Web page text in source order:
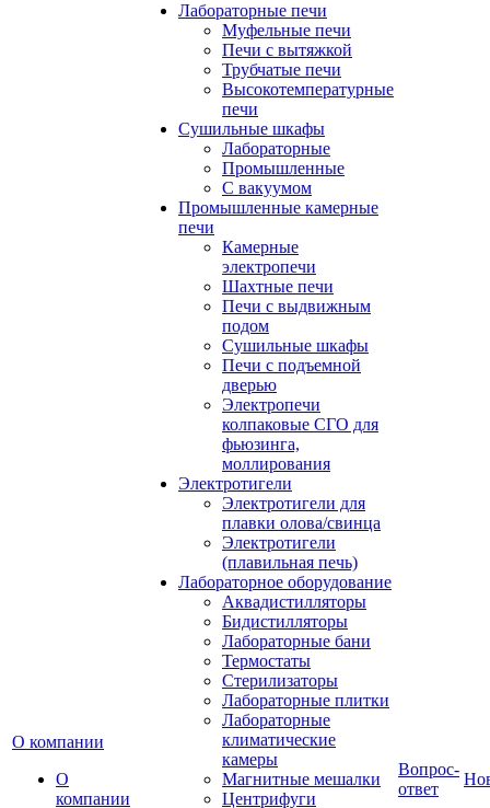
О компании
О
компании
Лабораторные печи
Муфельные печи
Печи с вытяжкой
Трубчатые печи
Высокотемпературные
печи
Сушильные шкафы
Лабораторные
Промышленные
С вакуумом
Промышленные камерные
печи
Камерные
электропечи
Шахтные печи
Печи с выдвижным
подом
Сушильные шкафы
Печи с подъемной
дверью
Электропечи
колпаковые СГО для
фьюзинга,
моллирования
Электротигели
Электротигели для
плавки олова/свинца
Электротигели
(плавильная печь)
Лабораторное оборудование
Аквадистилляторы
Бидистилляторы
Лабораторные бани
Термостаты
Стерилизаторы
Лабораторные плитки
Лабораторные
климатические
камеры
Магнитные мешалки
Центрифуги
Вопрос-
ответ